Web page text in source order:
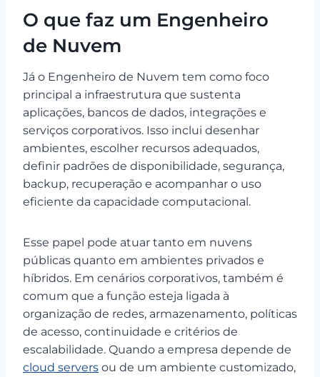
O que faz um Engenheiro
de Nuvem
Já o Engenheiro de Nuvem tem como foco
principal a infraestrutura que sustenta
aplicações, bancos de dados, integrações e
serviços corporativos. Isso inclui desenhar
ambientes, escolher recursos adequados,
definir padrões de disponibilidade, segurança,
backup, recuperação e acompanhar o uso
eficiente da capacidade computacional.
Esse papel pode atuar tanto em nuvens
públicas quanto em ambientes privados e
híbridos. Em cenários corporativos, também é
comum que a função esteja ligada à
organização de redes, armazenamento, políticas
de acesso, continuidade e critérios de
escalabilidade. Quando a empresa depende de
cloud servers ou de um ambiente customizado,